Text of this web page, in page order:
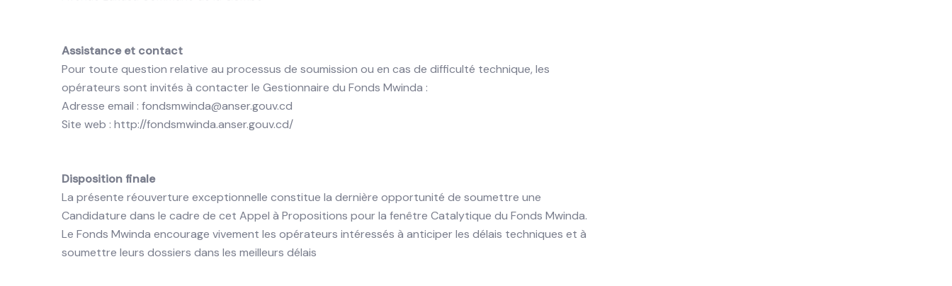
Assistance et contact
Pour toute question relative au processus de soumission ou en cas de difficulté technique, les
opérateurs sont invités à contacter le Gestionnaire du Fonds Mwinda :
Adresse email : fondsmwinda@anser.gouv.cd
Site web : http://fondsmwinda.anser.gouv.cd/
Disposition finale
La présente réouverture exceptionnelle constitue la dernière opportunité de soumettre une
Candidature dans le cadre de cet Appel à Propositions pour la fenêtre Catalytique du Fonds Mwinda.
Le Fonds Mwinda encourage vivement les opérateurs intéressés à anticiper les délais techniques et à
soumettre leurs dossiers dans les meilleurs délais